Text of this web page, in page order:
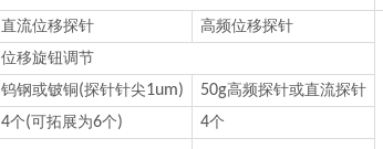
直流位移探针 高频位移探针
位移旋钮调节
钨钢或铍铜 (探针针尖1um) 50g高频探针或直流探针
4个(可拓展为6个) 4个